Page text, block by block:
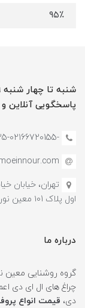
۹۵٪
پاسخگویی
-02166720125-02166720155
تهران، خیابان
اول پلاک ۱۰1 معین نور
درباره ما
گروه روشنایی معین
چراغ های ال ای دی
دی، قیمت انواع